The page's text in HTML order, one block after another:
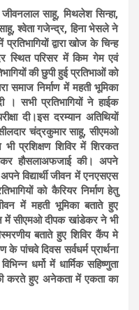
साहू, मिथलेश सिन्हा,
श्वेता गजेन्द्र, हिना भेसले ने
द्वारा खोज के चिन्ह
स्थित परिसर में किम गेम एवं
की छुपी हुई प्रतिभाओं को
समाज निर्माण में महती भूमिका
। सभी प्रतिभागियों ने हाईक
दी।इस दरम्यान अतिथियों
चंद्रकुमार साहू, सीएमओ
प्रशिक्षण शिविर में शिरकत
हौसलाअफजाई की। अपने
विद्यार्थी जीवन में एनएसएस
को कैरियर निर्माण हेतु
में महती भूमिका बताते हुए
में सीएमओ दीपक खांडेकर ने भी
बताते हुए शिविर कैंप मे
के पांचवे दिवस सर्वधर्म प्रार्थना
धर्मो में धार्मिक सहिष्णुता
करते हुए अनेकता में एकता का